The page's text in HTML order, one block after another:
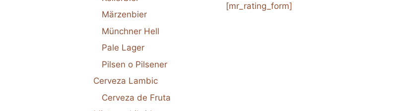
[mr_rating_form]
Märzenbier
Münchner Hell
Pale Lager
Pilsen o Pilsener
Cerveza Lambic
Cerveza de Fruta